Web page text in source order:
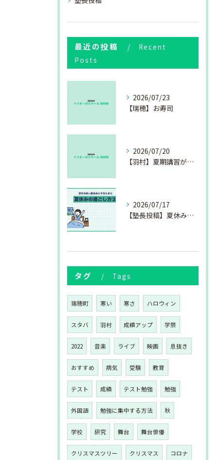
最近の投稿
Recent
Posts
2026/07/23
【瑞穂】お寿司
2026/07/20
【羽村】夏期講習が始まりました
2026/07/17
【塾長投稿】夏休みの過ごし方③
タグ Tags
瑞穂町 寒い 寒さ ハロウィン
スタバ 羽村 成績アップ 学祭
2022 音楽 ライブ 映画 息抜き
おすすめ 病気 受験 教育
テスト 成績 テスト勉強 勉強
外国語 勉強に集中する方法 秋
学校 研究 舞台 舞台俳優
クリスマスツリー クリスマス コロナ